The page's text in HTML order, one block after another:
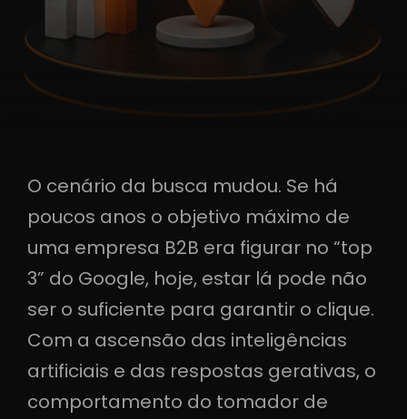
O cenário da busca mudou. Se há
poucos anos o objetivo máximo de
uma empresa B2B era figurar no “top
3” do Google, hoje, estar lá pode não
ser o suficiente para garantir o clique.
Com a ascensão das inteligências
artificiais e das respostas gerativas, o
comportamento do tomador de